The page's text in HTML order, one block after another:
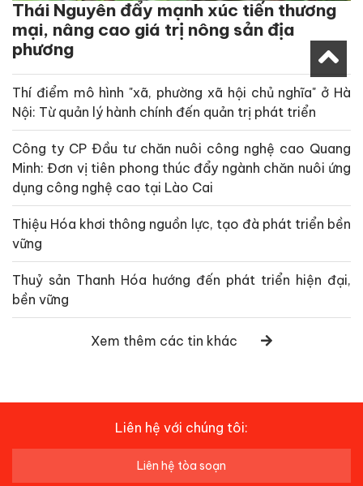
Thái Nguyên đẩy mạnh xúc tiến thương
mại, nâng cao giá trị nông sản địa
phương
Thí điểm mô hình "xã, phường xã hội chủ nghĩa" ở Hà
Nội: Từ quản lý hành chính đến quản trị phát triển
Công ty CP Đầu tư chăn nuôi công nghệ cao Quang
Minh: Đơn vị tiên phong thúc đẩy ngành chăn nuôi ứng
dụng công nghệ cao tại Lào Cai
Thiệu Hóa khơi thông nguồn lực, tạo đà phát triển bền
vững
Thuỷ sản Thanh Hóa hướng đến phát triển hiện đại,
bền vững
Xem thêm các tin khác
Liên hệ với chúng tôi:
Liên hệ tòa soạn